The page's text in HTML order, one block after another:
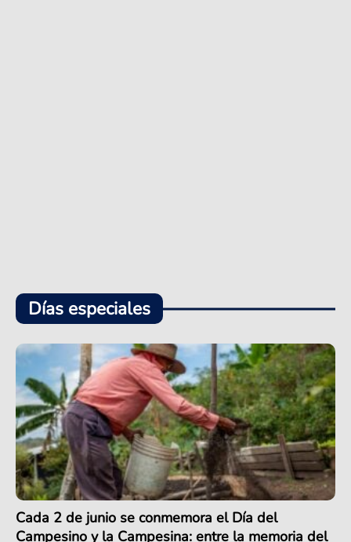
Días especiales
Cada 2 de junio se conmemora el Día del
Campesino y la Campesina: entre la memoria del